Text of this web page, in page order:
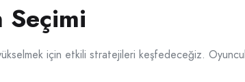
Seçimi
için etkili stratejileri keşfedeceğiz.